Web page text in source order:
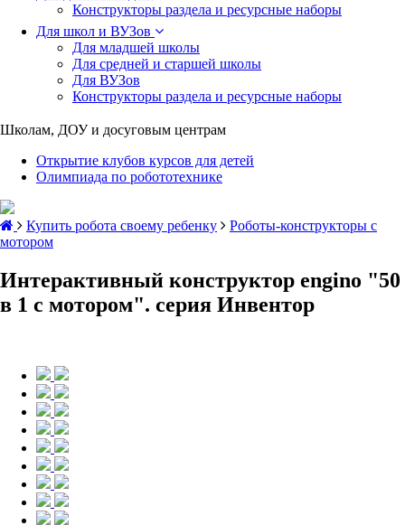
Конструкторы раздела и ресурсные наборы
Для школ и ВУЗов
Для младшей школы
Для средней и старшей школы
Для ВУЗов
Конструкторы раздела и ресурсные наборы
Школам, ДОУ и досуговым центрам
Открытие клубов курсов для детей
Олимпиада по робототехнике
Купить робота своему ребенку
Роботы-конструкторы с
мотором
Интерактивный конструктор engino "50
в 1 с мотором". серия Инвентор